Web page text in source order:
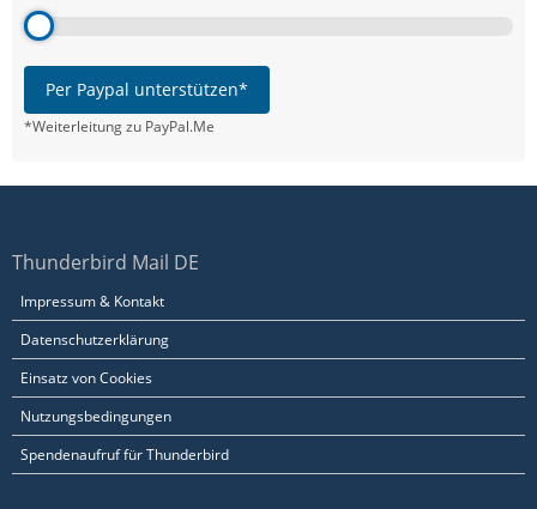
Per Paypal unterstützen*
*Weiterleitung zu PayPal.Me
Thunderbird Mail DE
Impressum & Kontakt
Datenschutzerklärung
Einsatz von Cookies
Nutzungsbedingungen
Spendenaufruf für Thunderbird